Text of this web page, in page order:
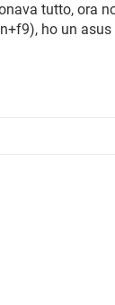
tutto, ora
ho un asus